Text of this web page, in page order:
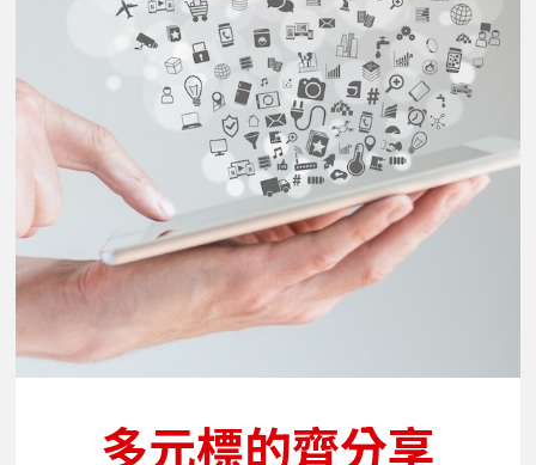
多元標的齊分享